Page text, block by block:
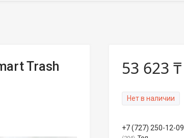
Trash
53 623 ₸
Нет в наличии
+7 (727) 250-12-09